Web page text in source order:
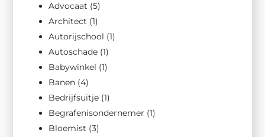
Advocaat (5)
Architect (1)
Autorijschool (1)
Autoschade (1)
Babywinkel (1)
Banen (4)
Bedrijfsuitje (1)
Begrafenisondernemer (1)
Bloemist (3)